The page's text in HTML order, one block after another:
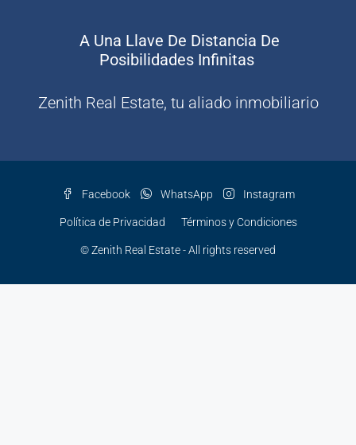
A Una Llave De Distancia De
Posibilidades Infinitas
Zenith Real Estate, tu aliado inmobiliario
Facebook WhatsApp Instagram
Política de Privacidad Términos y Condiciones
© Zenith Real Estate - All rights reserved